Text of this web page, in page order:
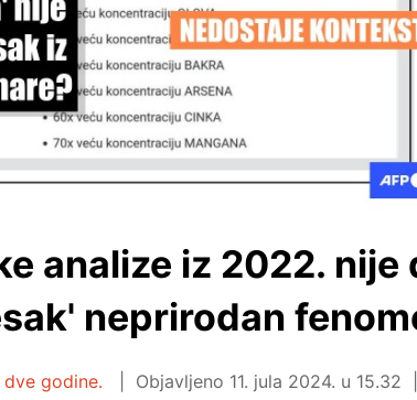
analize iz 2022. nije
neprirodan
godine. Objavljeno 11. jula 2024. u 15.32